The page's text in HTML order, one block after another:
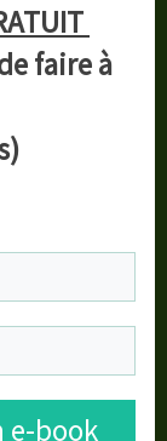
faire à
e-book